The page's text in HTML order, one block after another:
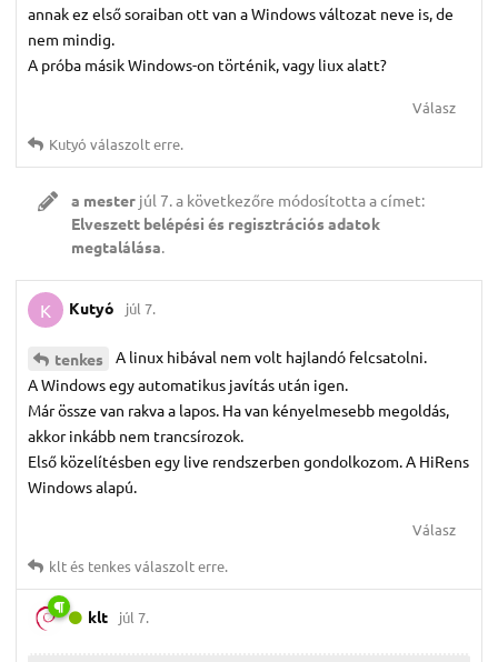
annak ez első soraiban ott van a Windows változat neve is, de
nem mindig.
A próba másik Windows-on történik, vagy liux alatt?
Válasz
Kutyó válaszolt erre.
a mester júl 7.a következőre módosította a címet:
Elveszett belépési és regisztrációs adatok
megtalálása.
K Kutyó júl 7.
tenkes
A linux hibával nem volt hajlandó felcsatolni.
A Windows egy automatikus javítás után igen.
Már össze van rakva a lapos. Ha van kényelmesebb megoldás,
akkor inkább nem trancsírozok.
Első közelítésben egy live rendszerben gondolkozom. A HiRens
Windows alapú.
Válasz
kltés tenkesválaszolt erre.
klt júl 7.